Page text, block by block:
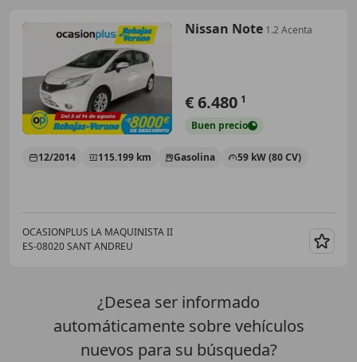
Nissan Note 1.2 Acenta
€ 6.480 1
Buen precio
12/2014 115.199 km Gasolina 59 kW (80 CV)
OCASIONPLUS LA MAQUINISTA II
ES-08020 SANT ANDREU
¿Desea ser informado
automáticamente sobre vehículos
nuevos para su búsqueda?